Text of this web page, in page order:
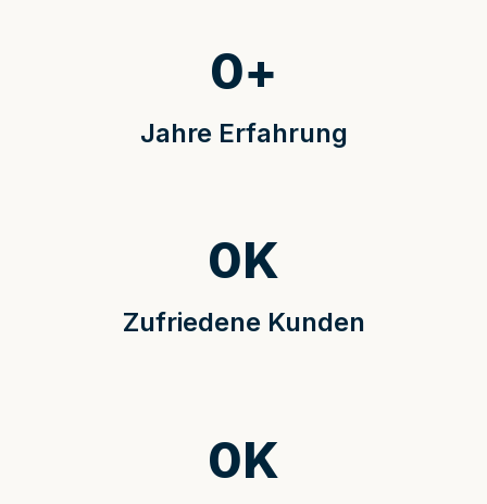
Jahre Erfahrung
0+
Zufriedene Kunden
0K
0K